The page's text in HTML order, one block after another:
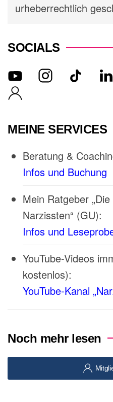
urheberrechtlich
SOCIALS
MEINE SERVICES
Beratung &
Infos und Buchung
Mein Ratgeber
Narzissten“ (GU):
Infos und
YouTube-Videos
kostenlos):
YouTube-Kanal
Noch mehr lesen